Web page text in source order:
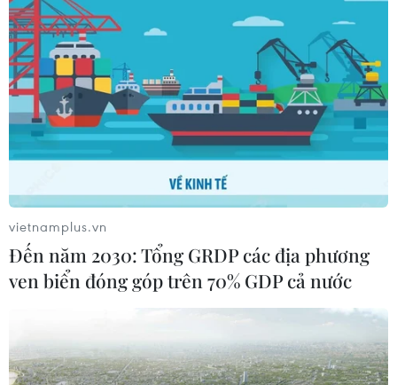
vietnamplus.vn
Đến năm 2030: Tổng GRDP các địa phương
ven biển đóng góp trên 70% GDP cả nước